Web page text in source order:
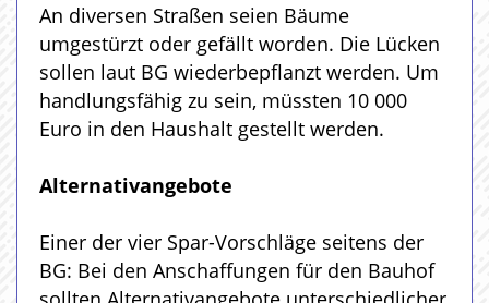
An diversen Straßen seien Bäume
umgestürzt oder gefällt worden. Die Lücken
sollen laut BG wiederbepflanzt werden. Um
handlungsfähig zu sein, müssten 10 000
Euro in den Haushalt gestellt werden.
Alternativangebote
Einer der vier Spar-Vorschläge seitens der
BG: Bei den Anschaffungen für den Bauhof